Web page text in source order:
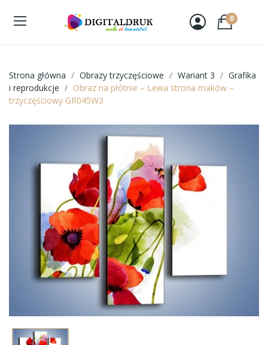
0
Strona główna Obrazy trzyczęściowe Wariant 3
Grafika
i reprodukcje
Obraz na płótnie – Lewa strona maków –
trzyczęściowy GR045W3